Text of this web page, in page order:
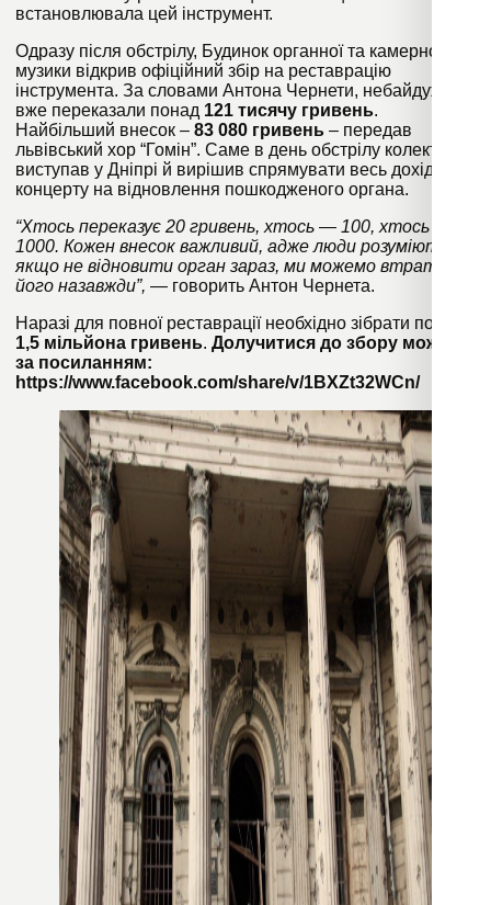
встановлювала цей інструмент.
Одразу після обстрілу, Будинок органної та камерної
музики відкрив офіційний збір на реставрацію
інструмента. За словами Антона Чернети, небайдужі
вже переказали понад 121 тисячу гривень.
Найбільший внесок – 83 080 гривень – передав
львівський хор “Гомін”. Саме в день обстрілу колектив
виступав у Дніпрі й вирішив спрямувати весь дохід від
концерту на відновлення пошкодженого органа.
“Хтось переказує 20 гривень, хтось — 100, хтось —
1000. Кожен внесок важливий, адже люди розуміють:
якщо не відновити орган зараз, ми можемо втратити
його назавжди”, — говорить Антон Чернета.
Наразі для повної реставрації необхідно зібрати понад
1,5 мільйона гривень. Долучитися до збору можна
за посиланням:
https://www.facebook.com/share/v/1BXZt32WCn/